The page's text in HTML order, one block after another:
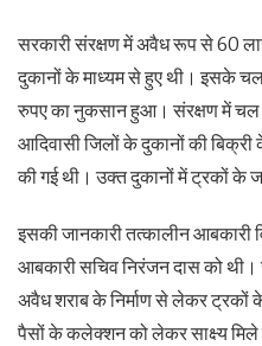
सरकारी संरक्षण में अवैध रूप से 60
दुकानों के माध्यम से हुए थी। इसके
रुपए का नुकसान हुआ। संरक्षण में
आदिवासी जिलों के दुकानों की
की गई थी। उक्त दुकानों में ट्रकों के
इसकी जानकारी तत्कालीन आबकारी
आबकारी सचिव निरंजन दास को थी।
अवैध शराब के निर्माण से लेकर ट्रकों
पैसों के कलेक्शन को लेकर साक्ष्य मिले